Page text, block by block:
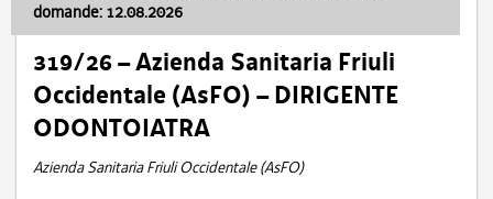
domande: 12.08.2026
319/26 – Azienda Sanitaria Friuli
Occidentale (AsFO) – DIRIGENTE
ODONTOIATRA
Azienda Sanitaria Friuli Occidentale (AsFO)